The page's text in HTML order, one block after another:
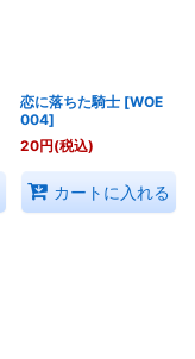
恋に落ちた騎士 [WOE
004]
20円(税込)
カートに入れる